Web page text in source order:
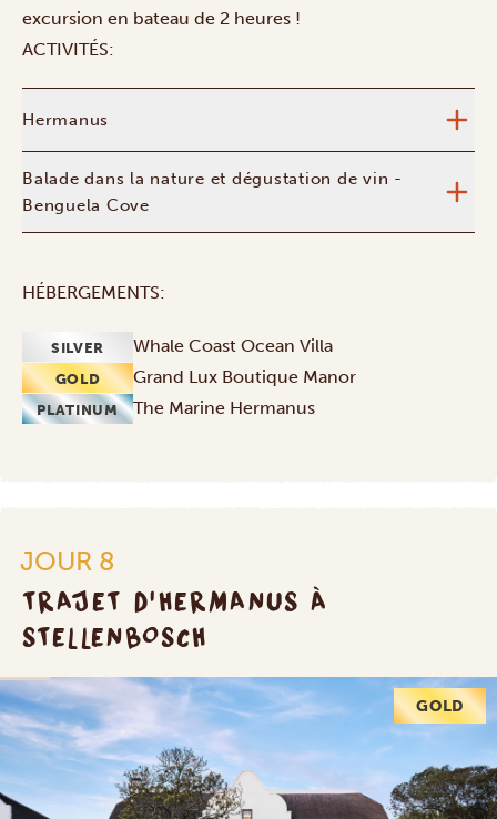
excursion en bateau de 2 heures !
ACTIVITÉS:
Hermanus
Balade dans la nature et dégustation de vin -
Benguela Cove
HÉBERGEMENTS:
SILVER Whale Coast Ocean Villa
GOLD Grand Lux Boutique Manor
PLATINUM The Marine Hermanus
JOUR 8
TRAJET D'HERMANUS À
STELLENBOSCH
GOLD